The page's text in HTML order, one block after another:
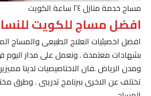
مساج خدمة منازل ٢٤ ساعة الكويت
افضل مساج للكويت للنساء
افضل اخصيئيات العلاج الطبيعى والمساج
بشهادات معتمدة . ونعمل على مدار اليوم
ومدن الرياض .فان الاختاصيصيات لدينا
تختلف عن الاخرى ببرنامج تدريبى . وطرق